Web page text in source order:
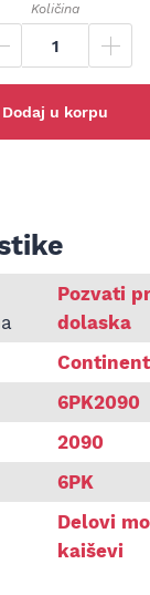
Količina
Dodaj u korpu
kaiš Pozvati
dolaska
6PK2090
2090
6PK
Delovi
kaiševi